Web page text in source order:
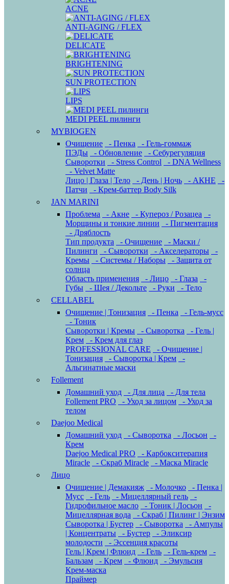
ACNE
ANTI-AGING / FLEX
DELICATE
BRIGHTENING
SUN PROTECTION
LIPS
MEDI PEEL пилинги
MYBIOGEN
Очищение
- Пенка
- Гель-гоммаж
ПЭДы
- Обновление
- Себурегуляция
Сыворотки
- Stress Control
- DNA Wellness
- Velvet Matte
Лицо | Глаза | Тело
- День | Ночь - АКНЕ
-
Патчи
- Крем-баттер Body Silk
JAN MARINI
Проблема
- Акне - Купероз / Розацеа
-
Морщины и тонкие линии
- Пигментация
- Дряблость
Тип продукта
- Очищение
- Маски /
Пилинги
- Сыворотки - Акселераторы
-
Кремы
- Системы / Наборы
- Защита от
солнца
Область применения
- Лицо - Глаза
-
Губы
- Шея / Декольте - Руки
- Тело
CELLABEL
Очищение | Тонизация
- Пенка
- Гель-мусс
- Тоник
Сыворотки | Кремы
- Сыворотка
- Гель |
Крем
- Крем для глаз
PROFESSIONAL CARE
- Очищение |
Тонизация
- Сыворотка | Крем
-
Альгинатные маски
Follement
Домашний уход
- Для лица
- Для тела
Follement PRO
- Уход за лицом
- Уход за
телом
Daejoo Medical
Домашний уход
- Сыворотка - Лосьон
-
Крем
Daejoo Medical PRO
- Карбокситерапия
Miracle
- Скраб Miracle
- Маска Miracle
Лицо
Очищение | Демакияж
- Молочко
- Пенка |
Мусс
- Гель - Мицеллярный гель
-
Гидрофильное масло
- Тоник | Лосьон
-
Мицеллярная вода
- Скраб | Пилинг | Энзим
Сыворотка | Бустер
- Сыворотка
- Ампулы
| Концентраты
- Бустер
- Эликсир
молодости
- Эссенция красоты
Гель | Крем | Флюид
- Гель - Гель-крем
-
Бальзам
- Крем - Флюид
- Эмульсия
Крем-маска
Праймер